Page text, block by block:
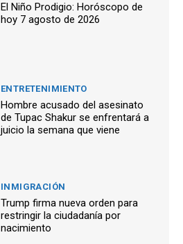
El Niño Prodigio: Horóscopo de
hoy 7 agosto de 2026
ENTRETENIMIENTO
Hombre acusado del asesinato
de Tupac Shakur se enfrentará a
juicio la semana que viene
INMIGRACIÓN
Trump firma nueva orden para
restringir la ciudadanía por
nacimiento